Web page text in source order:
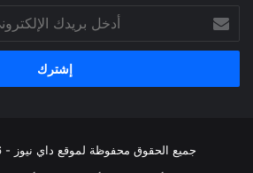
بريدك
الإلكتروني
جميع الحقوق محفوظة لموقع داي نيوز - Day News 2026